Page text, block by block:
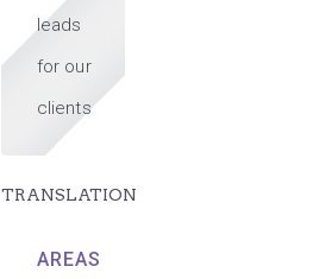
leads
for our
clients
TRANSLATION
AREAS